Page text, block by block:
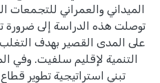
الميداني والعمراني للتجمعات
توصلت هذه الدراسة إلى ضرورة
على المدى القصير بهدف
التنمية لإقليم سلفيت. وفي
تبني استراتيجية تطوير